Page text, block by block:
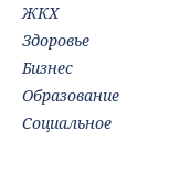
ЖКХ
Здоровье
Бизнес
Образование
Социальное